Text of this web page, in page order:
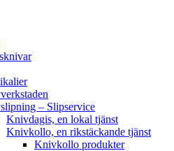
– Slipservice
Knivdagis, en lokal tjänst
Knivkollo, en rikstäckande tjänst
Knivkollo produkter